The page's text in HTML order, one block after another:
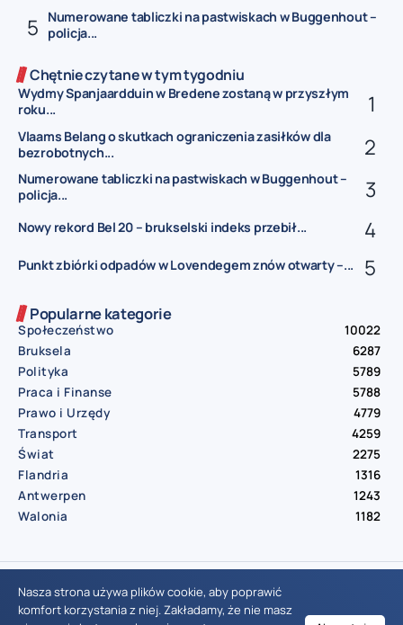
Numerowane tabliczki na pastwiskach w Buggenhout –
policja...
Chętnie czytane w tym tygodniu
Wydmy Spanjaardduin w Bredene zostaną w przyszłym
roku...
Vlaams Belang o skutkach ograniczenia zasiłków dla
bezrobotnych...
Numerowane tabliczki na pastwiskach w Buggenhout –
policja...
Nowy rekord Bel 20 – brukselski indeks przebił...
Punkt zbiórki odpadów w Lovendegem znów otwarty –...
Popularne kategorie
Społeczeństwo
10022
Bruksela
6287
Polityka
5789
Praca i Finanse
5788
Prawo i Urzędy
4779
Transport
4259
Świat
2275
Flandria
1316
Antwerpen
1243
Walonia
1182
© Aktualnosci.be – All Right Reserved 2016-2026
Nasza strona używa plików cookie, aby poprawić
komfort korzystania z niej. Zakładamy, że nie masz